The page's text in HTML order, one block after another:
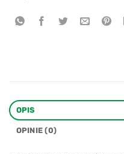
OPIS
OPINIE (0)